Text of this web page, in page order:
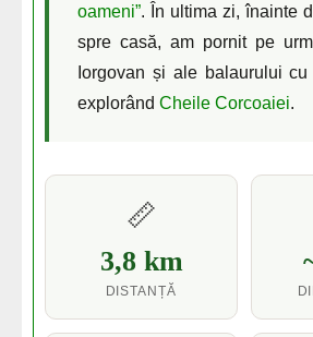
oameni”. În ultima zi, înainte
spre casă, am pornit pe
Iorgovan și ale balaurului cu
explorând Cheile Corcoaiei.
📏
3,8 km
DISTANȚĂ